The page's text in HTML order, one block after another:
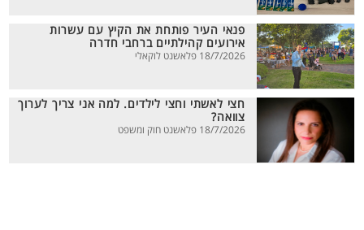
פנאי העיר פותחת את הקיץ עם עשרות
אירועים קהילתיים ברחבי חדרה
18/7/2026 פלאשנט לוקאלי
חצי לאשתי וחצי לילדים. למה אני צריך לערוך
צוואה?
18/7/2026 פלאשנט חוק ומשפט